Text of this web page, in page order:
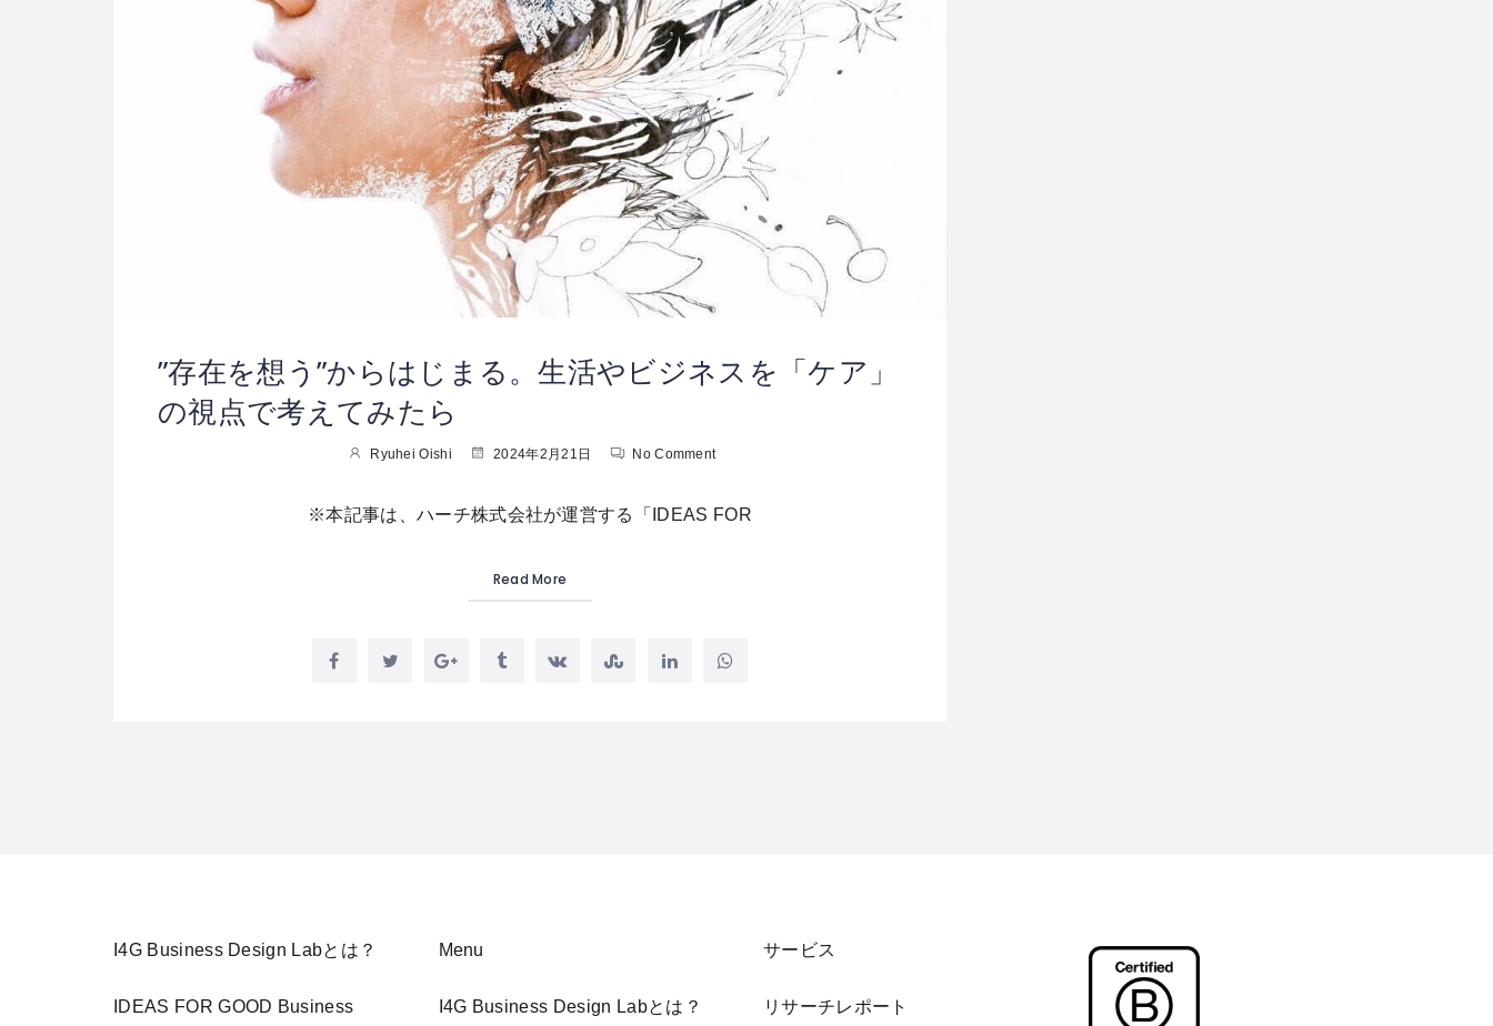
”存在を想う”からはじまる。生活やビジネスを「ケア」
の視点で考えてみたら
Ryuhei Oishi 2024年2月21日 No Comment
※本記事は、ハーチ株式会社が運営する「IDEAS FOR
Read More
I4G Business Design Labとは？
IDEAS FOR GOOD Business
Menu
I4G Business Design Labとは？
サービス
リサーチレポート